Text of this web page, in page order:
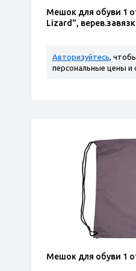
Мешок для обуви 1
Lizard",
Авторизуйтесь,
персональные цены и
Мешок для обуви 1